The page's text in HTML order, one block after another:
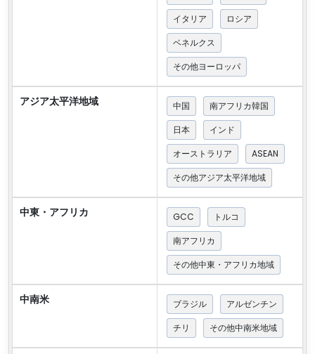
イタリア
ロシア
ベネルクス
その他ヨーロッパ
アジア太平洋地域 中国
南アフリカ韓国
日本
インド
オーストラリア
ASEAN
その他アジア太平洋地域
中東・アフリカ GCC
トルコ
南アフリカ
その他中東・アフリカ地域
中南米 ブラジル
アルゼンチン
チリ
その他中南米地域